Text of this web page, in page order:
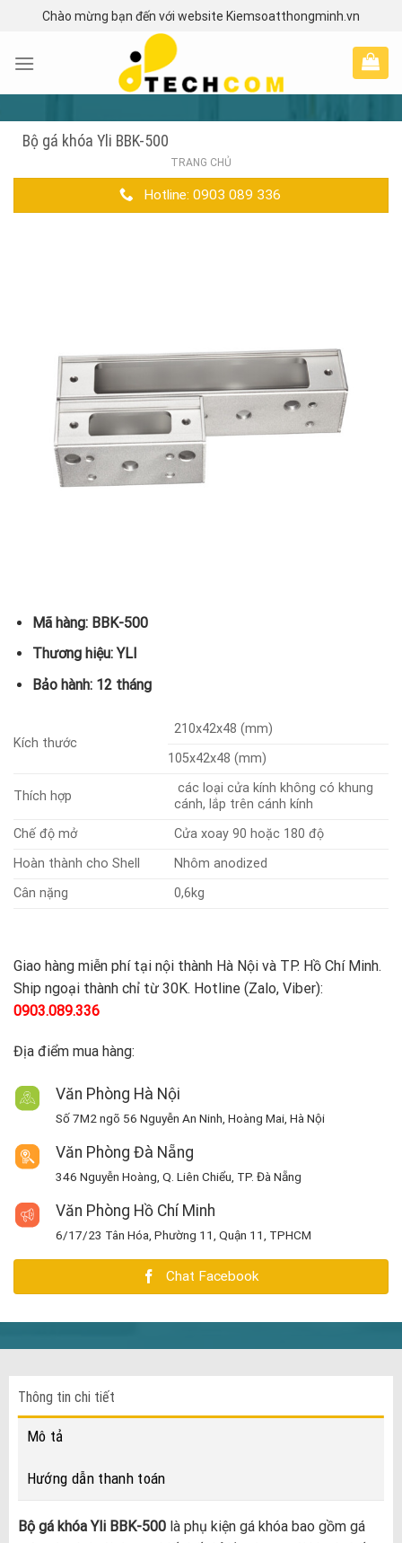
content
Chào mừng bạn đến với website Kiemsoatthongminh.vn
Bộ gá khóa Yli BBK-500
TRANG CHỦ
Hotline: 0903 089 336
Mã hàng: BBK-500
Thương hiệu: YLI
Bảo hành: 12 tháng
Kích thước
210x42x48 (mm)
105x42x48 (mm)
Thích hợp
các loại cửa kính không có khung
cánh, lắp trên cánh kính
Chế độ mở
Cửa xoay 90 hoặc 180 độ
Hoàn thành cho Shell
Nhôm anodized
Cân nặng
0,6kg
Giao hàng miễn phí tại nội thành Hà Nội và TP. Hồ Chí Minh.
Ship ngoại thành chỉ từ 30K. Hotline (Zalo, Viber):
0903.089.336
Địa điểm mua hàng:
Văn Phòng Hà Nội
Số 7M2 ngõ 56 Nguyễn An Ninh, Hoàng Mai, Hà Nội
Văn Phòng Đà Nẵng
346 Nguyễn Hoàng, Q. Liên Chiểu, TP. Đà Nẵng
Văn Phòng Hồ Chí Minh
6/17/23 Tân Hóa, Phường 11, Quận 11, TPHCM
Chat Facebook
Thông tin chi tiết
Mô tả
Hướng dẫn thanh toán
Bộ gá khóa Yli BBK-500là phụ kiện gá khóa bao gồm gá